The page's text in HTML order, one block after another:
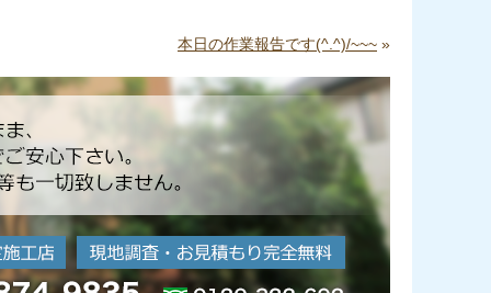
本日の作業報告です(^.^)/~~~ »